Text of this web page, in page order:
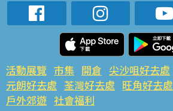
活動展覽 市集 開倉 尖沙咀好去處
元朗好去處 荃灣好去處 旺角好去處
戶外郊遊 社會福利